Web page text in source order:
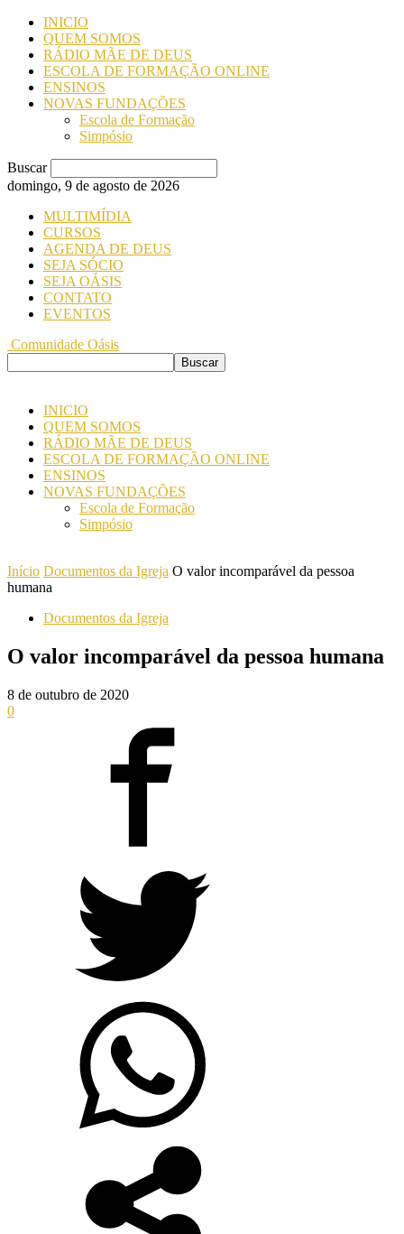
INICIO
QUEM SOMOS
RÁDIO MÃE DE DEUS
ESCOLA DE FORMAÇÃO ONLINE
ENSINOS
NOVAS FUNDAÇÕES
Escola de Formação
Simpósio
Buscar
domingo, 9 de agosto de 2026
MULTIMÍDIA
CURSOS
AGENDA DE DEUS
SEJA SÓCIO
SEJA OÁSIS
CONTATO
EVENTOS
Comunidade Oásis
INICIO
QUEM SOMOS
RÁDIO MÃE DE DEUS
ESCOLA DE FORMAÇÃO ONLINE
ENSINOS
NOVAS FUNDAÇÕES
Escola de Formação
Simpósio
Início Documentos da Igreja O valor incomparável da pessoa
humana
Documentos da Igreja
O valor incomparável da pessoa humana
8 de outubro de 2020
0